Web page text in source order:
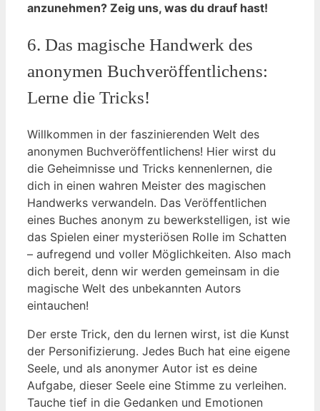
anzunehmen? Zeig uns, was du drauf hast!
6. Das magische Handwerk des
anonymen Buchveröffentlichens:
Lerne die Tricks!
Willkommen in der faszinierenden Welt des
anonymen Buchveröffentlichens! Hier wirst du
die Geheimnisse und Tricks kennenlernen, die
dich in einen wahren Meister des magischen
Handwerks verwandeln. Das Veröffentlichen
eines Buches anonym zu bewerkstelligen, ist wie
das Spielen einer mysteriösen Rolle im Schatten
– aufregend und voller Möglichkeiten. Also mach
dich bereit, denn wir werden gemeinsam in die
magische Welt des unbekannten Autors
eintauchen!
Der erste Trick, den du lernen wirst, ist die Kunst
der Personifizierung. Jedes Buch hat eine eigene
Seele, und als anonymer Autor ist es deine
Aufgabe, dieser Seele eine Stimme zu verleihen.
Tauche tief in die Gedanken und Emotionen